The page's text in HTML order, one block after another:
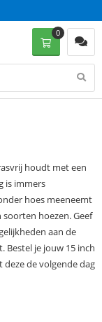
0
houdt met een
is immers
hoes meeneemt
hoezen. Geef
aan de
Bestel je jouw 15 inch
de volgende dag